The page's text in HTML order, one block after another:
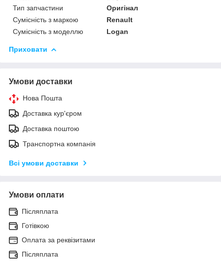
Тип запчастини
Оригінал
Сумісність з маркою
Renault
Сумісність з моделлю
Logan
Приховати
Умови доставки
Нова Пошта
Доставка кур'єром
Доставка поштою
Транспортна компанія
Всі умови доставки
Умови оплати
Післяплата
Готівкою
Оплата за реквізитами
Післяплата